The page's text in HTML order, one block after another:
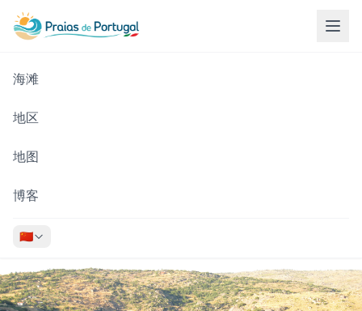
海滩
地区
地图
博客
🇨🇳